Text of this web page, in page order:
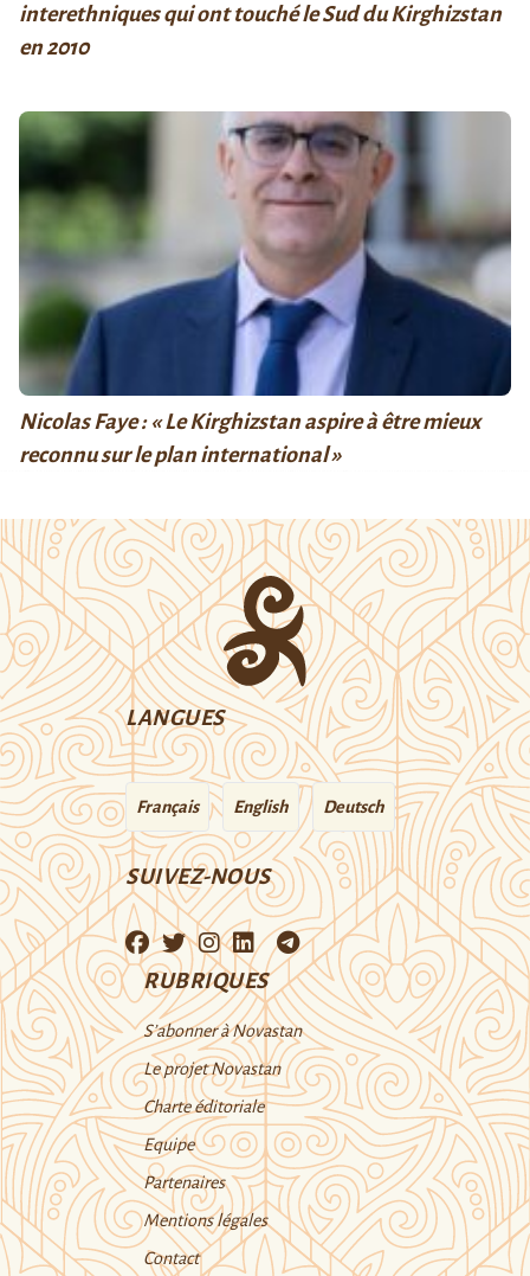
interethniques qui ont touché le Sud du Kirghizstan
en 2010
Nicolas Faye : « Le Kirghizstan aspire à être mieux
reconnu sur le plan international »
LANGUES
Français English Deutsch
SUIVEZ-NOUS
RUBRIQUES
S’abonner à Novastan
Le projet Novastan
Charte éditoriale
Equipe
Partenaires
Mentions légales
Contact